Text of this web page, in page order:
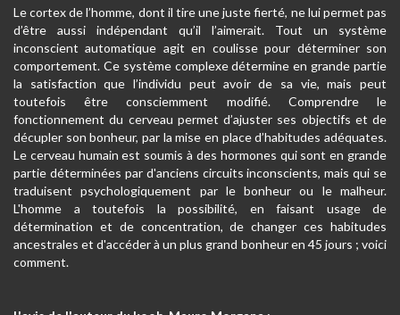
Le cortex de l’homme, dont il tire une juste fierté, ne lui permet pas
d’être aussi indépendant qu’il l’aimerait. Tout un système
inconscient automatique agit en coulisse pour déterminer son
comportement. Ce système complexe détermine en grande partie
la satisfaction que l’individu peut avoir de sa vie, mais peut
toutefois être consciemment modifié. Comprendre le
fonctionnement du cerveau permet d’ajuster ses objectifs et de
décupler son bonheur, par la mise en place d’habitudes adéquates.
Le cerveau humain est soumis à des hormones qui sont en grande
partie déterminées par d'anciens circuits inconscients, mais qui se
traduisent psychologiquement par le bonheur ou le malheur.
L'homme a toutefois la possibilité, en faisant usage de
détermination et de concentration, de changer ces habitudes
ancestrales et d'accéder à un plus grand bonheur en 45 jours ; voici
comment.